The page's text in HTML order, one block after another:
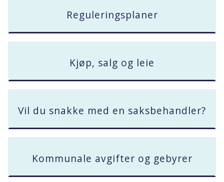
Reguleringsplaner
Kjøp, salg og leie
Vil du snakke med en saksbehandler?
Kommunale avgifter og gebyrer